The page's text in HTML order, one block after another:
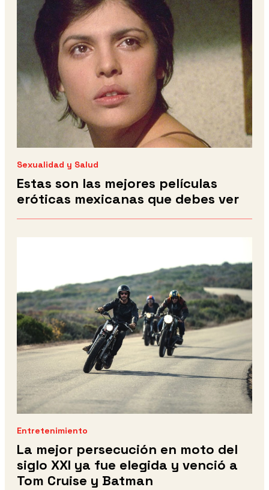
Sexualidad y Salud
Estas son las mejores películas
eróticas mexicanas que debes ver
Entretenimiento
La mejor persecución en moto del
siglo XXI ya fue elegida y venció a
Tom Cruise y Batman